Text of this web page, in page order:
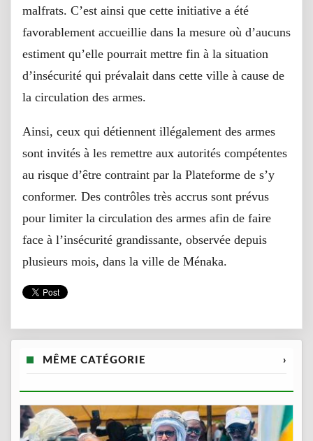
malfrats. C’est ainsi que cette initiative a été
favorablement accueillie dans la mesure où d’aucuns
estiment qu’elle pourrait mettre fin à la situation
d’insécurité qui prévalait dans cette ville à cause de
la circulation des armes.
Ainsi, ceux qui détiennent illégalement des armes
sont invités à les remettre aux autorités compétentes
au risque d’être contraint par la Plateforme de s’y
conformer. Des contrôles très accrus sont prévus
pour limiter la circulation des armes afin de faire
face à l’insécurité grandissante, observée depuis
plusieurs mois, dans la ville de Ménaka.
MÊME CATÉGORIE ›